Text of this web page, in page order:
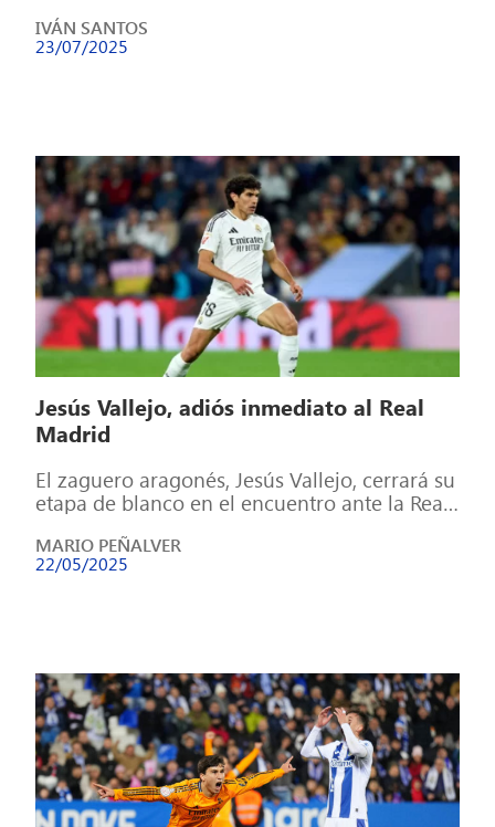
IVÁN SANTOS
23/07/2025
Jesús Vallejo, adiós inmediato al Real
Madrid
El zaguero aragonés, Jesús Vallejo, cerrará su
etapa de blanco en el encuentro ante la Real
MARIO PEÑALVER
22/05/2025